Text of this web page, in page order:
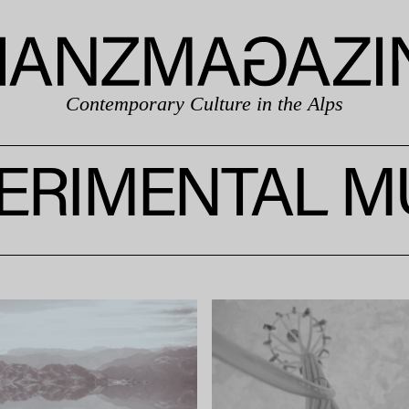
Contemporary Culture in the Alps